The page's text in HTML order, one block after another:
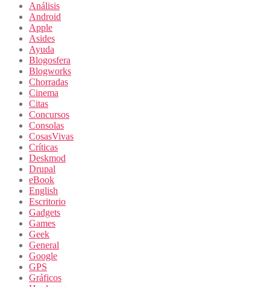
Análisis
Android
Apple
Asides
Ayuda
Blogosfera
Blogworks
Chorradas
Cinema
Citas
Concursos
Consolas
CosasVivas
Críticas
Deskmod
Drupal
eBook
English
Escritorio
Gadgets
Games
Geek
General
Google
GPS
Gráficos